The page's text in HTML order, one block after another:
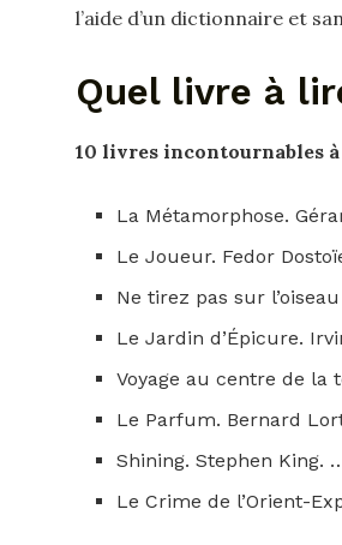
l’aide d’un dictionnaire et
Quel livre à
10 livres incontournables
La Métamorphose.
Le Joueur. Fedor
Ne tirez pas sur
Le Jardin d’Épicure.
Voyage au centre de la
Le Parfum. Bernard
Shining. Stephen King.
Le Crime de l’Orient-